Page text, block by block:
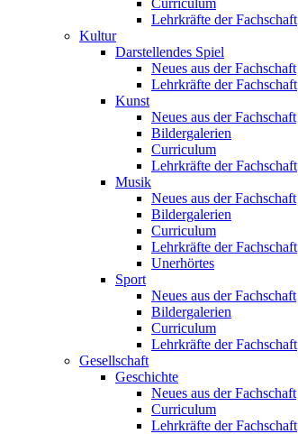
Curriculum
Lehrkräfte der Fachschaft
Kultur
Darstellendes Spiel
Neues aus der Fachschaft
Lehrkräfte der Fachschaft
Kunst
Neues aus der Fachschaft
Bildergalerien
Curriculum
Lehrkräfte der Fachschaft
Musik
Neues aus der Fachschaft
Bildergalerien
Curriculum
Lehrkräfte der Fachschaft
Unerhörtes
Sport
Neues aus der Fachschaft
Bildergalerien
Curriculum
Lehrkräfte der Fachschaft
Gesellschaft
Geschichte
Neues aus der Fachschaft
Curriculum
Lehrkräfte der Fachschaft